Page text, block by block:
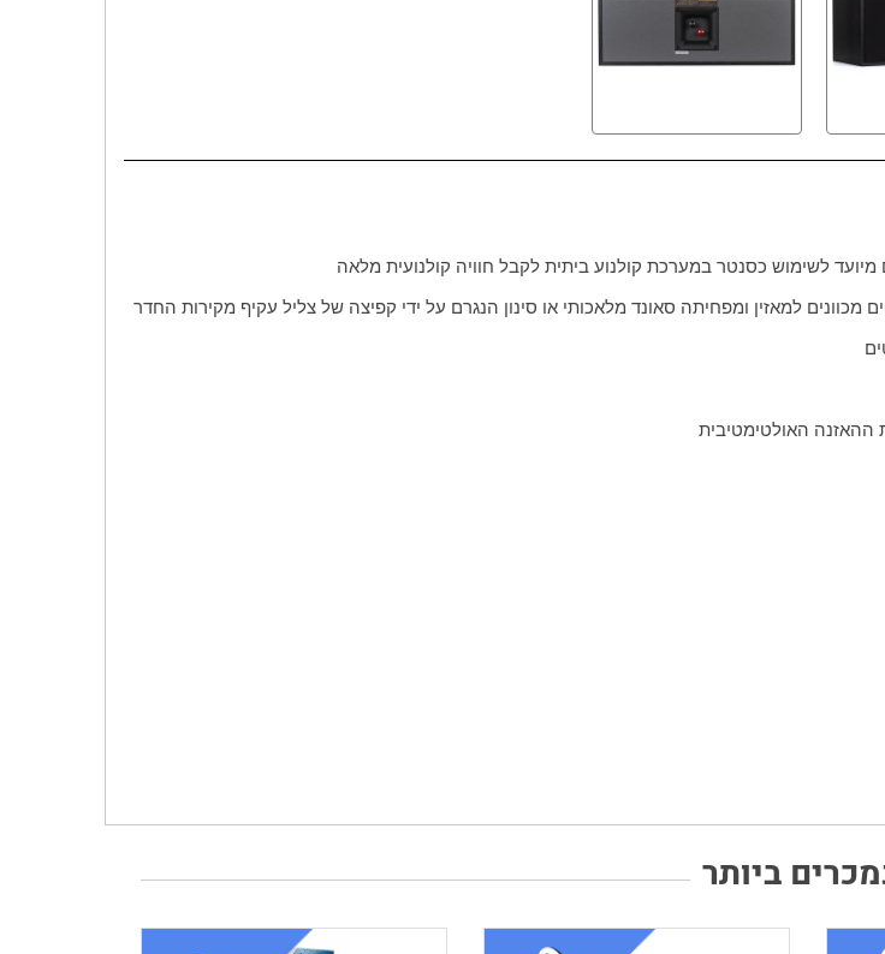
מיועד לשימוש כסנטר במערכת קולנוע ביתית לקבל חוויה קולנועית מלאה
מכוונים למאזין ומפחיתה סאונד מלאכותי או סינון הנגרם על ידי קפיצה של צליל עקיף מקירות החדר
ההאזנה האולטימטיבית
ביותר